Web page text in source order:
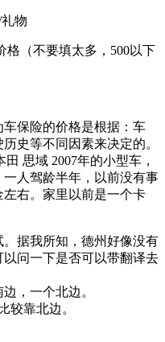
物
格（不要填太多，500以下
保险的价格是根据：车
史等不同因素来决定的。
思域 2007年的小型车，
人驾龄半年，以前没有事
右。家里以前是一个卡
据我所知，德州好像没有
问一下是否可以带翻译去
，一个北边。
较靠北边。